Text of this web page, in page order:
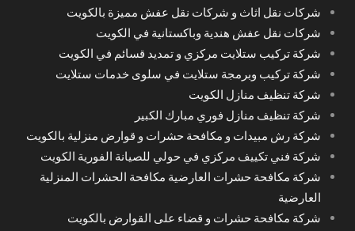
شركات نقل اثاث و شركات نقل عفش مميزة بالكويت
شركات نقل عفش هندية وباكستانية في الكويت
شركة تركيب ستلايت مركزي و تمديد قسائم في الكويت
شركة تركيب وبرمجة ستلايت في سلوى خدمات ستلايت
شركة تنظيف منازل الكويت
شركة تنظيف منازل فوري مبارك الكبير
شركة رش مبيدات و مكافحة حشرات و قوارض منزلية بالكويت
شركة فني تكييف مركزي في حولي للصيانة الفورية الكويت
شركة مكافحة حشرات العارضية مكافحة الحشرات المنزلية
العارضية
شركة مكافحة حشرات و قضاء على القوارض بالكويت